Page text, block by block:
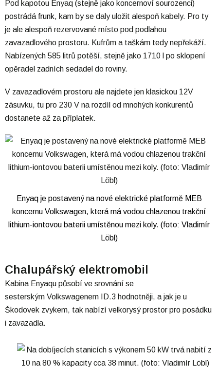
Pod kapotou Enyaq (stejně jako koncernoví sourozenci)
postrádá frunk, kam by se daly uložit alespoň kabely. Pro ty
je ale alespoň rezervované místo pod podlahou
zavazadlového prostoru. Kufrům a taškám tedy nepřekáží.
Nabízených 585 litrů potěší, stejně jako 1710 l po sklopení
opěradel zadních sedadel do roviny.
V zavazadlovém prostoru ale najdete jen klasickou 12V
zásuvku, tu pro 230 V na rozdíl od mnohých konkurentů
dostanete až za příplatek.
Enyaq je postavený na nové elektrické platformě MEB
koncernu Volkswagen, která má vodou chlazenou trakční
lithium-iontovou baterii umístěnou mezi koly. (foto: Vladimír
Löbl)
Chalupářský elektromobil
Kabina Enyaqu působí ve srovnání se
sesterským Volkswagenem ID.3 hodnotněji, a jak je u
Škodovek zvykem, tak nabízí velkorysý prostor pro posádku
i zavazadla.